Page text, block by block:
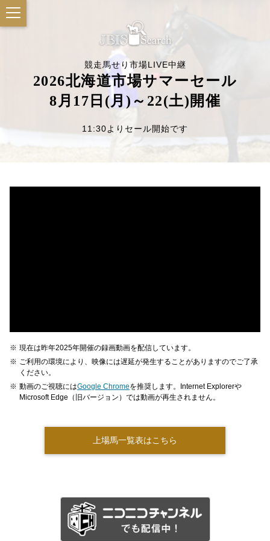
競走馬せり市場LIVE中継
2026北海道市場サマーセール
8月17日(月)～22(土)開催
11:30よりセール開始です
※ 現在は昨年2025年開催の録画動画を配信しています。
※ ご利用の環境により、映像には遅延が発生することがありますのでご了承
ください。
※ 動画のご視聴にはGoogle Chromeを推奨します。Internet Explorerや
Microsoft Edge（旧バージョン）では動画が再生されません。
上場馬一覧表はこちら